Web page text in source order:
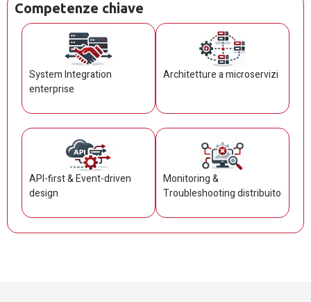
Competenze chiave
System Integration
enterprise
Architetture a microservizi
API-first & Event-driven
design
Monitoring &
Troubleshooting distribuito